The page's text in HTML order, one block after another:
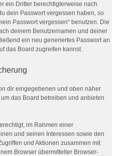
ein Dritter berechtigterweise nach
dein Passwort vergessen haben, so
Passwort vergessen“ benutzen. Die
deinem Benutzernamen und deiner
ein neu generiertes Passwort an
das Board zugreifen kannst.
dir eingegebenen und oben näher
das Board betreiben und anbieten
im Rahmen einer
und seinen Interessen sowie den
und Aktionen zusammen mit
Browser übermittelter Browser-